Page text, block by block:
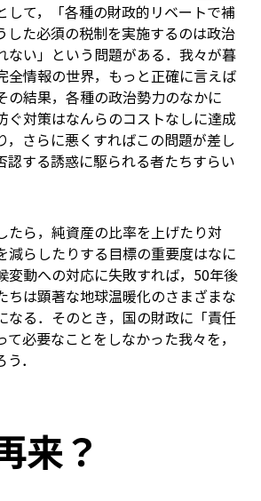
して，「各種の財政的リベートで補
した必須の税制を実施するのは政治
ない」という問題がある．我々が暮
全情報の世界，もっと正確に言えば
の結果，各種の政治勢力のなかに
ぐ対策はなんらのコストなしに達成
，さらに悪くすればこの問題が差し
認する誘惑に駆られる者たちすらい
たら，純資産の比率を上げたり対
減らしたりする目標の重要度はなに
変動への対応に失敗すれば，50年後
ちは顕著な地球温暖化のさまざまな
なる．そのとき，国の財政に「責任
必要なことをしなかった我々を，
．
来？